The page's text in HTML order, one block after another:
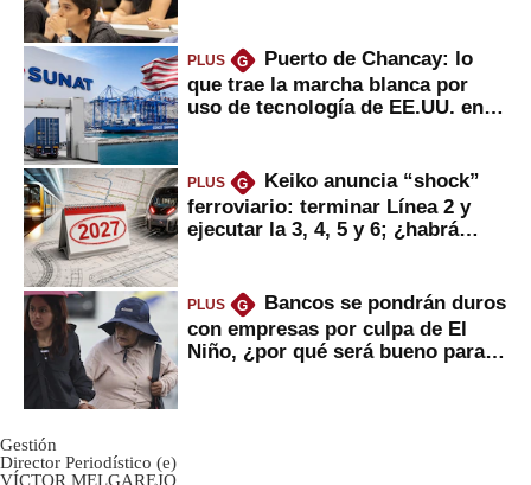
PLUS G
Puerto de Chancay: lo
que trae la marcha blanca por
uso de tecnología de EE.UU. en
PLUS G
Keiko anuncia “shock”
ferroviario: terminar Línea 2 y
ejecutar la 3, 4, 5 y 6; ¿habrá
PLUS G
Bancos se pondrán duros
con empresas por culpa de El
Niño, ¿por qué será bueno para
Gestión
Director Periodístico (e)
VÍCTOR MELGAREJO